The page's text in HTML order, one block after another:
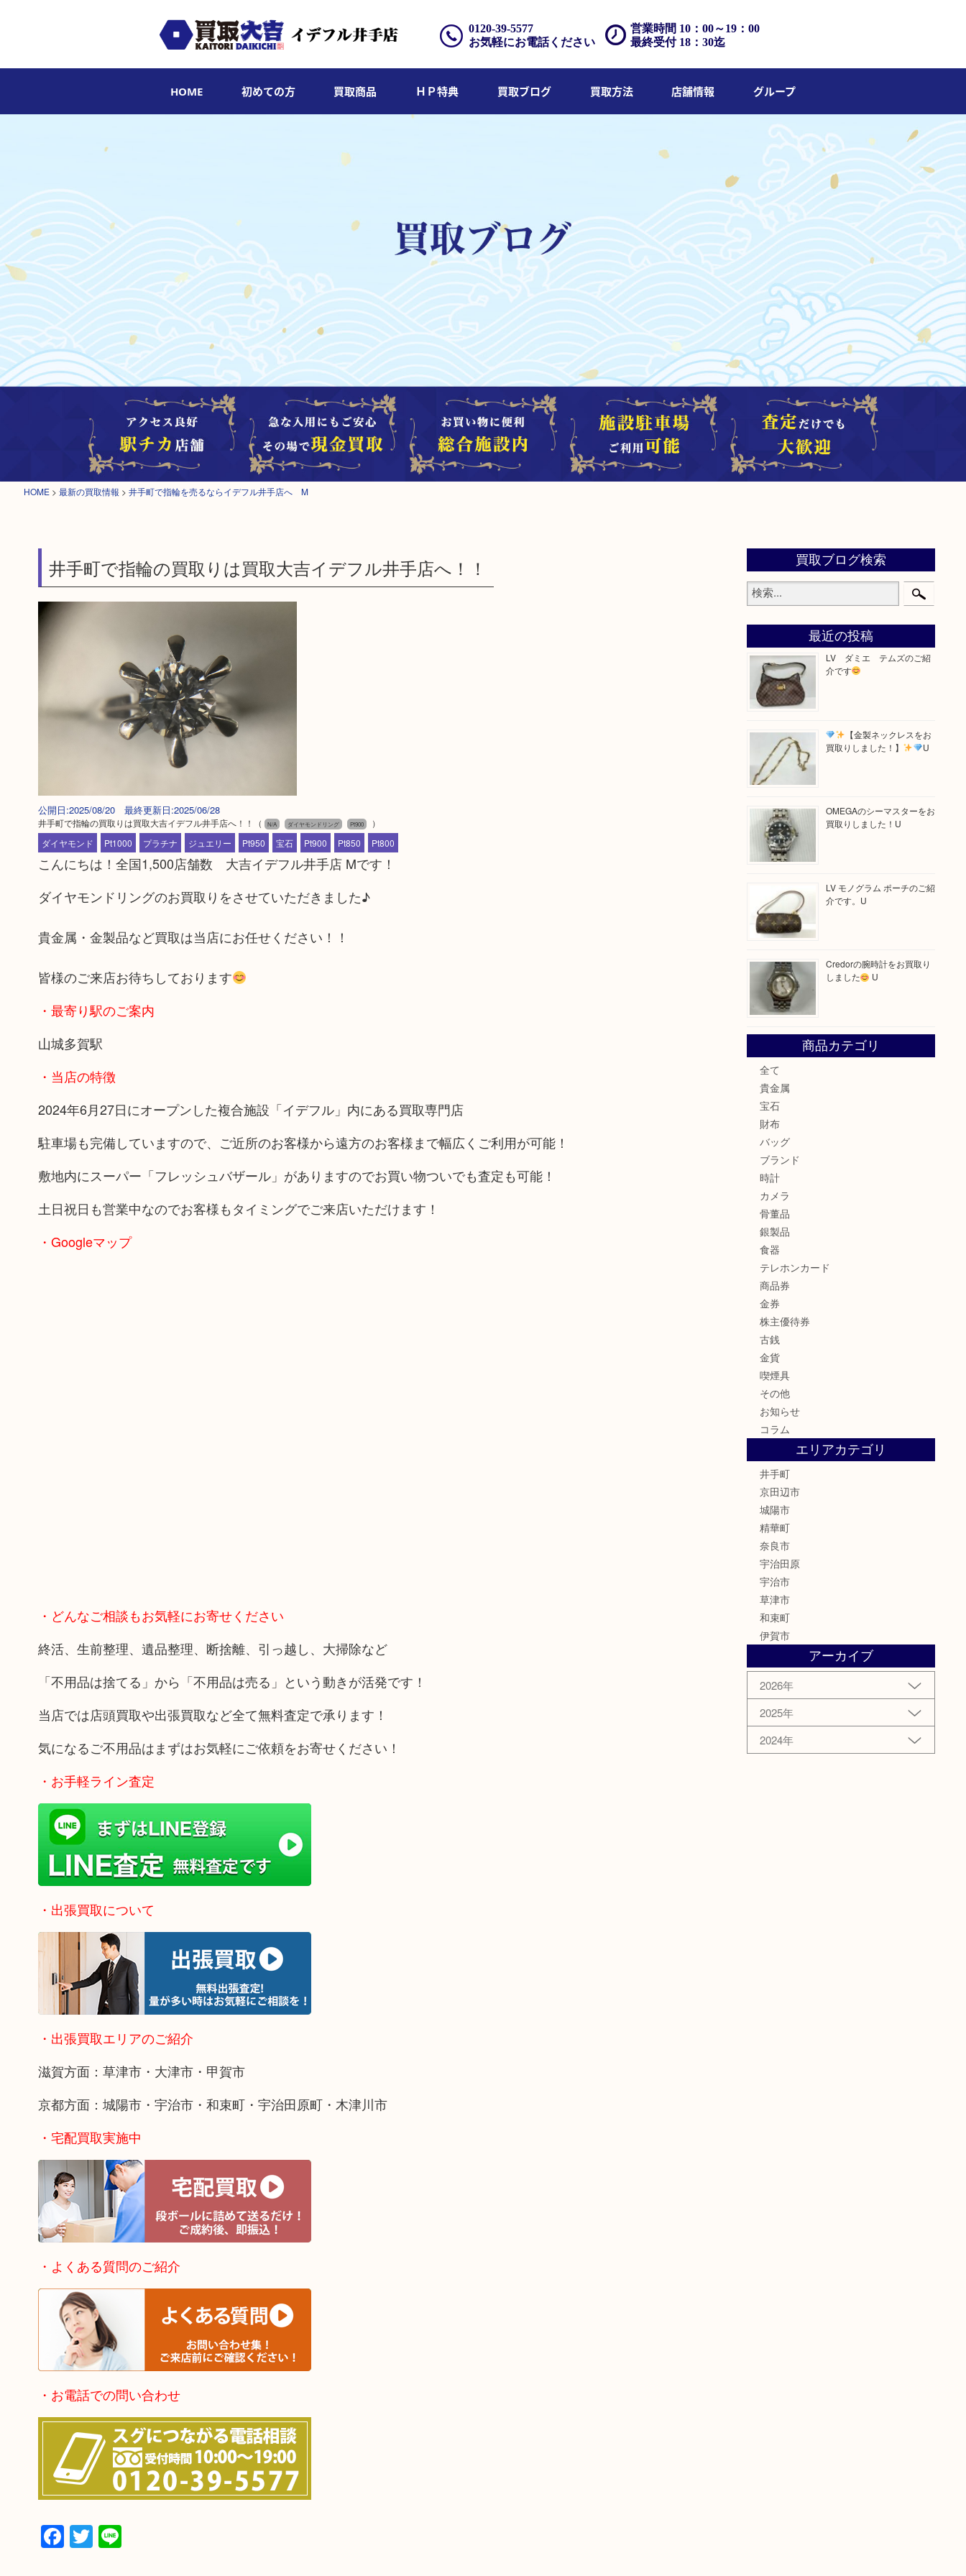
営業時間 10：00～19：00
最終受付 18：30迄
0120-39-5577
お気軽にお電話ください
HOME 初めての方 買取商品 ＨＰ特典 買取ブログ 買取方法 店舗情報 グループ
HOME > 最新の買取情報 > 井手町で指輪を売るならイデフル井手店へ M
井手町で指輪の買取りは買取大吉イデフル井手店へ！！
公開日:2025/08/20 最終更新日:2025/06/28
井手町で指輪の買取りは買取大吉イデフル井手店へ！！ （ N/A ダイヤモンドリング Pt900
）
ダイヤモンド
Pt1000 プラチナ ジュエリー Pt950 宝石 Pt900 Pt850 Pt800
こんにちは！全国1,500店舗数 大吉イデフル井手店 Mです！
ダイヤモンドリングのお買取りをさせていただきました♪
貴金属・金製品など買取は当店にお任せください！！
皆様のご来店お待ちしております
・最寄り駅のご案内
山城多賀駅
・当店の特徴
2024年6月27日にオープンした複合施設「イデフル」内にある買取専門店
駐車場も完備していますので、ご近所のお客様から遠方のお客様まで幅広くご利用が可能！
敷地内にスーパー「フレッシュバザール」がありますのでお買い物ついでも査定も可能！
土日祝日も営業中なのでお客様もタイミングでご来店いただけます！
・Googleマップ
・どんなご相談もお気軽にお寄せください
終活、生前整理、遺品整理、断捨離、引っ越し、大掃除など
「不用品は捨てる」から「不用品は売る」という動きが活発です！
当店では店頭買取や出張買取など全て無料査定で承ります！
気になるご不用品はまずはお気軽にご依頼をお寄せください！
・お手軽ライン査定
・出張買取について
・出張買取エリアのご紹介
滋賀方面：草津市・大津市・甲賀市
京都方面：城陽市・宇治市・和束町・宇治田原町・木津川市
・宅配買取実施中
・よくある質問のご紹介
・お電話での問い合わせ
Facebook
Twitter
Line
買取ブログ検索
最近の投稿
LV ダミエ テムズのご紹
介です
【金製ネックレスをお
買取りしました！】
U
OMEGAのシーマスターをお
買取りしました！U
LV モノグラム ポーチのご紹
介です。U
Credorの腕時計をお買取り
しました
U
商品カテゴリ
全て
貴金属
宝石
財布
バッグ
ブランド
時計
カメラ
骨董品
銀製品
食器
テレホンカード
商品券
金券
株主優待券
古銭
金貨
喫煙具
その他
お知らせ
コラム
エリアカテゴリ
井手町
京田辺市
城陽市
精華町
奈良市
宇治田原
宇治市
草津市
和束町
伊賀市
アーカイブ
2026年
2025年
2024年